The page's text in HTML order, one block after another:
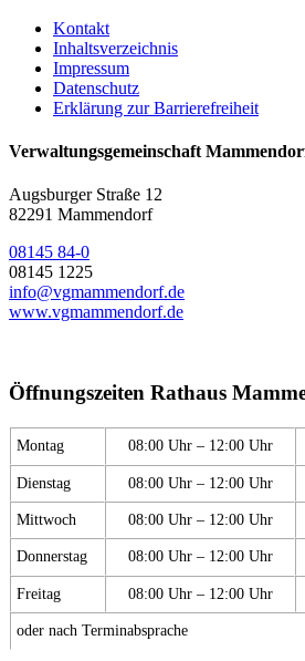
Kontakt
Inhaltsverzeichnis
Impressum
Datenschutz
Erklärung zur Barrierefreiheit
Verwaltungsgemeinschaft
Augsburger Straße 12
82291 Mammendorf
08145 84-0
08145 1225
info@vgmammendorf.de
www.vgmammendorf.de
Öffnungszeiten Rathaus
Montag 08:00 Uhr – 12:00 Uhr
Dienstag 08:00 Uhr – 12:00 Uhr
Mittwoch 08:00 Uhr – 12:00 Uhr
Donnerstag 08:00 Uhr – 12:00 Uhr
Freitag 08:00 Uhr – 12:00 Uhr
oder nach Terminabsprache